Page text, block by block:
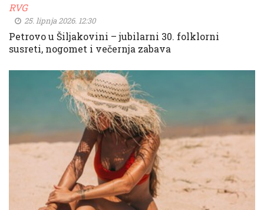
RVG
25. lipnja 2026. 12:30
Petrovo u Šiljakovini – jubilarni 30. folklorni
susreti, nogomet i večernja zabava